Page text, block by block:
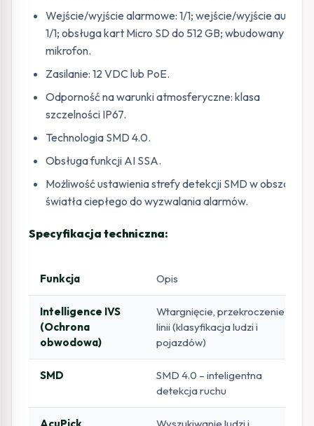
Wejście/wyjście alarmowe: 1/1; wejście/wyjście audio:
1/1; obsługa kart Micro SD do 512 GB; wbudowany
mikrofon.
Zasilanie: 12 VDC lub PoE.
Odporność na warunki atmosferyczne: klasa
szczelności IP67.
Technologia SMD 4.0.
Obsługa funkcji AI SSA.
Możliwość ustawienia strefy detekcji SMD w obszarze
światła ciepłego do wyzwalania alarmów.
Specyfikacja techniczna:
Funkcja Opis
Intelligence IVS
(Ochrona
obwodowa)
Wtargnięcie, przekroczenie
linii (klasyfikacja ludzi i
pojazdów)
SMD
SMD 4.0 – inteligentna
detekcja ruchu